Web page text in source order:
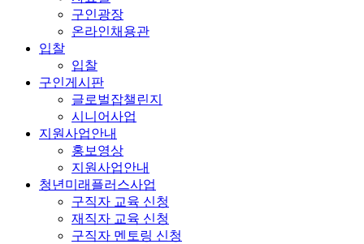
구인광장
온라인채용관
입찰
입찰
구인게시판
글로벌잡챌린지
시니어사업
지원사업안내
홍보영상
지원사업안내
청년미래플러스사업
구직자 교육 신청
재직자 교육 신청
구직자 멘토링 신청